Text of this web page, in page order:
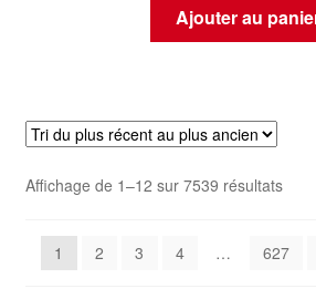
Ajouter au
Affichage de 1–12 sur 7539 résultatsTrié
1 2 3 4 … 627